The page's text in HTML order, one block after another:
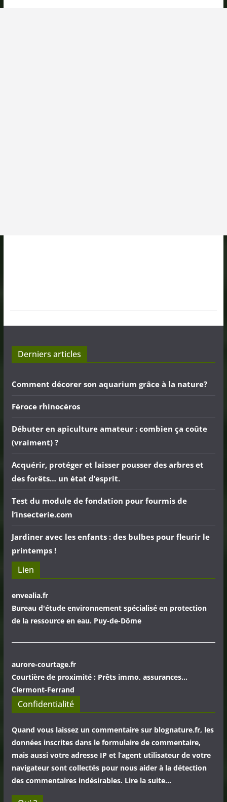
Derniers articles
Comment décorer son aquarium grâce à la nature?
Féroce rhinocéros
Débuter en apiculture amateur : combien ça coûte
(vraiment) ?
Acquérir, protéger et laisser pousser des arbres et
des forêts… un état d’esprit.
Test du module de fondation pour fourmis de
l’insecterie.com
Jardiner avec les enfants : des bulbes pour fleurir le
printemps !
Lien
envealia.fr
Bureau d'étude environnement spécialisé en protection
de la ressource en eau. Puy-de-Dôme
aurore-courtage.fr
Courtière de proximité : Prêts immo, assurances...
Clermont-Ferrand
Confidentialité
Quand vous laissez un commentaire sur blognature.fr, les
données inscrites dans le formulaire de commentaire,
mais aussi votre adresse IP et l’agent utilisateur de votre
navigateur sont collectés pour nous aider à la détection
des commentaires indésirables. Lire la suite…